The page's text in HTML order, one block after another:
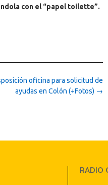
con el “papel toilette”.
oficina para solicitud de
ayudas en Colón (+Fotos) →
RADIO